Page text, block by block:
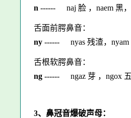
n ------ naj 脸 ，naem 黑
舌面前腭鼻音：
ny ------ nyas 残渣，
舌根软腭鼻音：
ng ------ ngaz 芽 ，ngox
3、鼻冠音爆破声母：